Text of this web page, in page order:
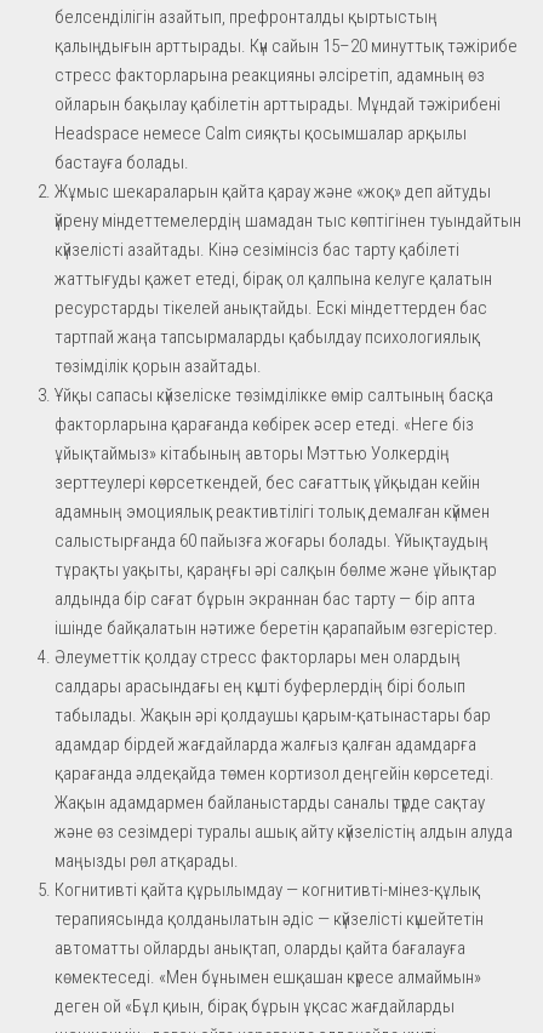
белсенділігін азайтып, префронталды қыртыстың
қалыңдығын арттырады. Күн сайын 15–20 минуттық тәжірибе
стресс факторларына реакцияны әлсіретіп, адамның өз
ойларын бақылау қабілетін арттырады. Мұндай тәжірибені
Headspace немесе Calm сияқты қосымшалар арқылы
бастауға болады.
Жұмыс шекараларын қайта қарау және «жоқ» деп айтуды
үйрену міндеттемелердің шамадан тыс көптігінен туындайтын
күйзелісті азайтады. Кінә сезімінсіз бас тарту қабілеті
жаттығуды қажет етеді, бірақ ол қалпына келуге қалатын
ресурстарды тікелей анықтайды. Ескі міндеттерден бас
тартпай жаңа тапсырмаларды қабылдау психологиялық
төзімділік қорын азайтады.
Ұйқы сапасы күйзеліске төзімділікке өмір салтының басқа
факторларына қарағанда көбірек әсер етеді. «Неге біз
ұйықтаймыз» кітабының авторы Мэттью Уолкердің
зерттеулері көрсеткендей, бес сағаттық ұйқыдан кейін
адамның эмоциялық реактивтілігі толық демалған күймен
салыстырғанда 60 пайызға жоғары болады. Ұйықтаудың
тұрақты уақыты, қараңғы әрі салқын бөлме және ұйықтар
алдында бір сағат бұрын экраннан бас тарту — бір апта
ішінде байқалатын нәтиже беретін қарапайым өзгерістер.
Әлеуметтік қолдау стресс факторлары мен олардың
салдары арасындағы ең күшті буферлердің бірі болып
табылады. Жақын әрі қолдаушы қарым-қатынастары бар
адамдар бірдей жағдайларда жалғыз қалған адамдарға
қарағанда әлдеқайда төмен кортизол деңгейін көрсетеді.
Жақын адамдармен байланыстарды саналы түрде сақтау
және өз сезімдері туралы ашық айту күйзелістің алдын алуда
маңызды рөл атқарады.
Когнитивті қайта құрылымдау — когнитивті-мінез-құлық
терапиясында қолданылатын әдіс — күйзелісті күшейтетін
автоматты ойларды анықтап, оларды қайта бағалауға
көмектеседі. «Мен бұнымен ешқашан күресе алмаймын»
деген ой «Бұл қиын, бірақ бұрын ұқсас жағдайларды